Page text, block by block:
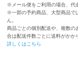
※メール便をご利用の場合、代
※一部の予約商品、大型商品で
ん。
商品ごとの個別配送や、複数の
合は配送件数ごとに送料がかか
詳しくはこちら